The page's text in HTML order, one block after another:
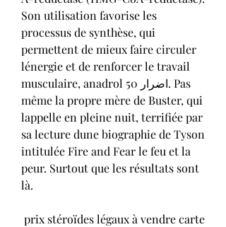
Son utilisation favorise les
processus de synthèse, qui
permettent de mieux faire circuler
lénergie et de renforcer le travail
musculaire, anadrol 50 اضرار. Pas
même la propre mère de Buster, qui
lappelle en pleine nuit, terrifiée par
sa lecture dune biographie de Tyson
intitulée Fire and Fear le feu et la
peur. Surtout que les résultats sont
là.